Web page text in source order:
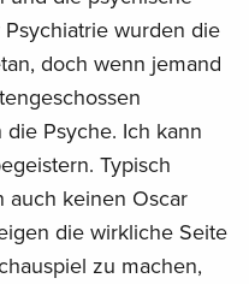
wurden die
doch wenn jemand
Psyche. Ich kann
Typisch
auch keinen Oscar
die wirkliche Seite
zu machen,